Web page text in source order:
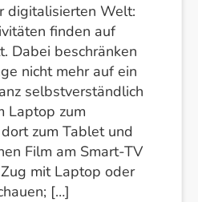
digitalisierten Welt:
finden auf
Dabei beschränken
nicht mehr auf ein
selbstverständlich
Laptop zum
zum Tablet und
Film am Smart-TV
mit Laptop oder
[…]